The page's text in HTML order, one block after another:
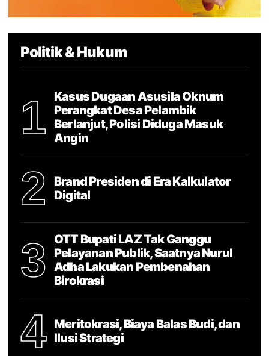
Politik & Hukum
1
Kasus Dugaan Asusila Oknum
Perangkat Desa Pelambik
Berlanjut, Polisi Diduga Masuk
Angin
2
Brand Presiden di Era Kalkulator
Digital
3
OTT Bupati LAZ Tak Ganggu
Pelayanan Publik, Saatnya Nurul
Adha Lakukan Pembenahan
Birokrasi
4
Meritokrasi, Biaya Balas Budi, dan
Ilusi Strategi